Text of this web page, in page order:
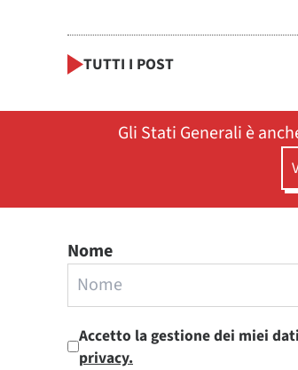
TUTTI I POST
Gli Stati Generali è
Nome
Accetto la gestione dei miei
privacy.